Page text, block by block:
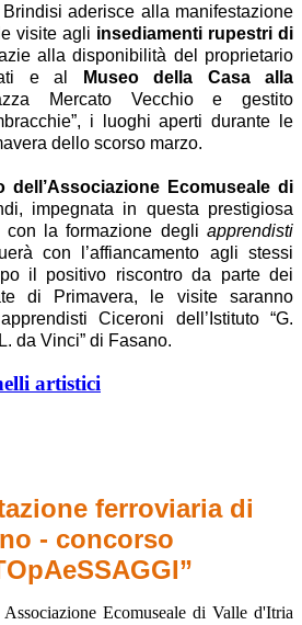
aderisce alla manifestazione
visite agli insediamenti rupestri di
alla disponibilità del proprietario
e al
Museo della Casa alla
Mercato Vecchio e gestito
i luoghi aperti durante le
dello scorso marzo.
dell’Associazione Ecomuseale di
impegnata in questa prestigiosa
con la formazione degli apprendisti
con l’affiancamento agli stessi
il positivo riscontro da parte dei
di Primavera, le visite saranno
Ciceroni dell’Istituto “G.
da Vinci” di Fasano.
artistici
ferroviaria di
- concorso
”
Associazione Ecomuseale di Valle d'Itria